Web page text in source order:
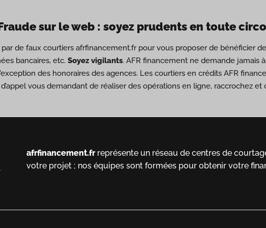
sur le web : soyez prudents en toute
de faux courtiers afrfinancement.fr pour vous proposer de bénéficier
bancaires, etc. Soyez vigilants. AFR financement ne demande jamais
des honoraires des agences. Les courtiers en crédits AFR
vous demandant de réaliser des opérations en ligne, raccrochez
afrfinancement.frreprésente un réseau de centres de
votre projet ; nos équipes sont formées pour obtenir votre